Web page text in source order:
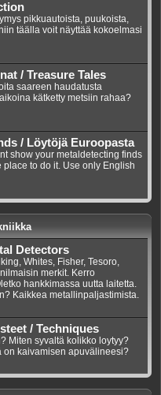
pikkuautoista, puukoista,
täälla voit näyttää kokoelmasi
/ Treasure Tales
saareen haudatusta
kätketty metsiin rahaa?
/ Löytöjä Euroopasta
show your metaldetecting finds
to do it. Use only English
Detectors
Whites, Fisher, Tesoro,
merkit. Kerro
hankkimassa uutta laitetta.
Kaikkea metallinpaljastimista.
/ Techniques
Miten syvaltä kolikko loytyy?
on kaivamisen apuvälineesi?